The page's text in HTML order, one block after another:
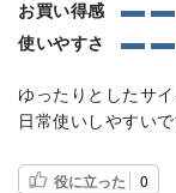
お買い得感
使いやすさ
ゆったりとしたサ
日常使いしやすい
役に立った 0